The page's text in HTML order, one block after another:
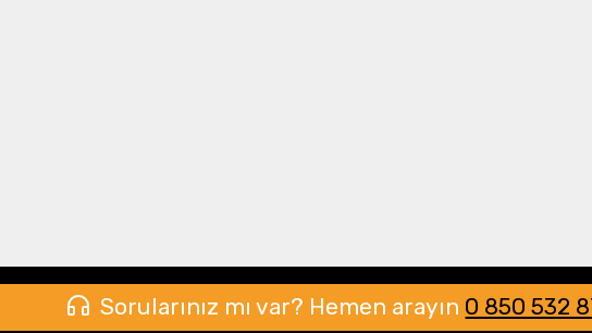
Sorularınız mı var? Hemen arayın 0 850 532